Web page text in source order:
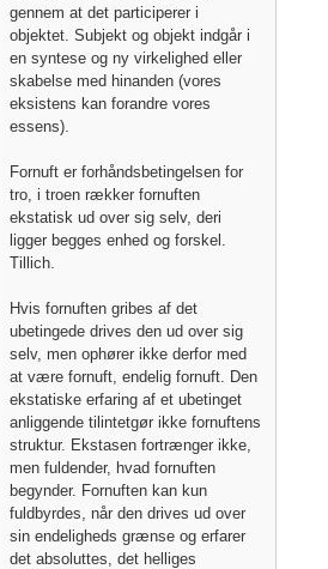
gennem at det participerer i
objektet. Subjekt og objekt indgår i
en syntese og ny virkelighed eller
skabelse med hinanden (vores
eksistens kan forandre vores
essens).
Fornuft er forhåndsbetingelsen for
tro, i troen rækker fornuften
ekstatisk ud over sig selv, deri
ligger begges enhed og forskel.
Tillich.
Hvis fornuften gribes af det
ubetingede drives den ud over sig
selv, men ophører ikke derfor med
at være fornuft, endelig fornuft. Den
ekstatiske erfaring af et ubetinget
anliggende tilintetgør ikke fornuftens
struktur. Ekstasen fortrænger ikke,
men fuldender, hvad fornuften
begynder. Fornuften kan kun
fuldbyrdes, når den drives ud over
sin endeligheds grænse og erfarer
det absoluttes, det helliges